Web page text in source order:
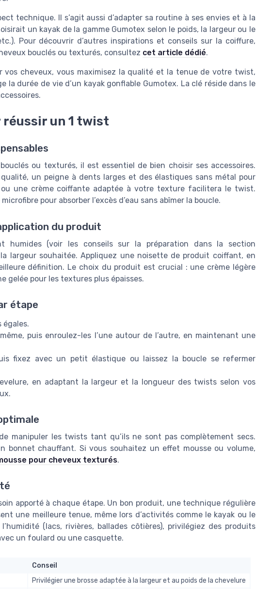
technique. Il s’agit aussi d’adapter sa routine à ses envies et à la
un kayak de la gamme Gumotex selon le poids, la largeur ou le
Pour découvrir d’autres inspirations et conseils sur la coiffure,
bouclés ou texturés, consultez cet article dédié.
vos cheveux, vous maximisez la qualité et la tenue de votre twist,
la durée de vie d’un kayak gonflable Gumotex. La clé réside dans le
un 1 twist
ou texturés, il est essentiel de bien choisir ses accessoires.
un peigne à dents larges et des élastiques sans métal pour
une crème coiffante adaptée à votre texture facilitera le twist.
pour absorber l’excès d’eau sans abîmer la boucle.
du produit
humides (voir les conseils sur la préparation dans la section
largeur souhaitée. Appliquez une noisette de produit coiffant, en
définition. Le choix du produit est crucial : une crème légère
gelée pour les textures plus épaisses.
étape
égales.
puis enroulez-les l’une autour de l’autre, en maintenant une
fixez avec un petit élastique ou laissez la boucle se refermer
en adaptant la largeur et la longueur des twists selon vos
manipuler les twists tant qu’ils ne sont pas complètement secs.
bonnet chauffant. Si vous souhaitez un effet mousse ou volume,
pour cheveux texturés.
apporté à chaque étape. Un bon produit, une technique régulière
une meilleure tenue, même lors d’activités comme le kayak ou le
(lacs, rivières, ballades côtières), privilégiez des produits
un foulard ou une casquette.
Conseil
Privilégier une brosse adaptée à la largeur et au poids de la chevelure